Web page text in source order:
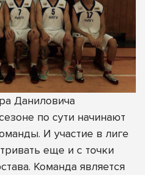
Даниловича
по сути начинают
И участие в лиге
еще и с точки
Команда является